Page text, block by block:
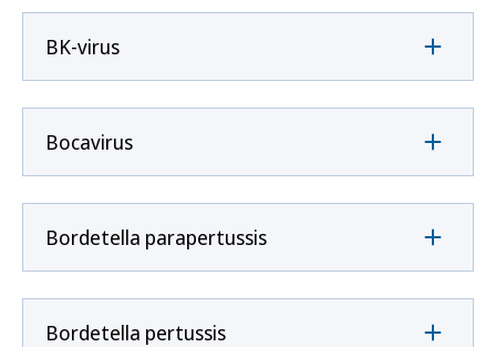
BK-virus
Bocavirus
Bordetella parapertussis
Bordetella pertussis